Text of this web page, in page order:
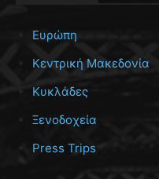
Ευρώπη
Κεντρική Μακεδονία
Κυκλάδες
Ξενοδοχεία
Press Trips